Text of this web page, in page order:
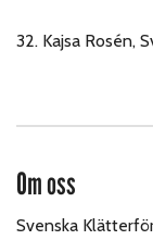
32. Kajsa Rosén,
Om oss
Svenska